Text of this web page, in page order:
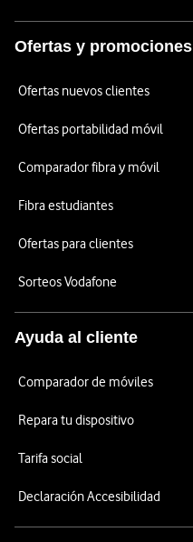
Ofertas y promociones
Ofertas nuevos clientes
Ofertas portabilidad móvil
Comparador fibra y móvil
Fibra estudiantes
Ofertas para clientes
Sorteos Vodafone
Ayuda al cliente
Comparador de móviles
Repara tu dispositivo
Tarifa social
Declaración Accesibilidad